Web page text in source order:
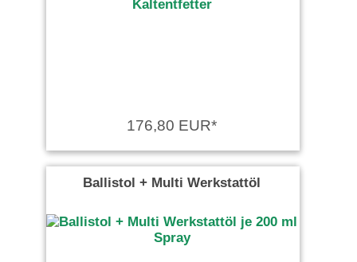
176,80 EUR*
Ballistol + Multi Werkstattöl